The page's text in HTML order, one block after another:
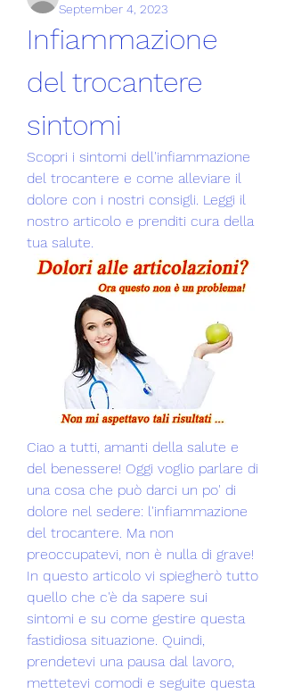
September 4, 2023
Infiammazione
del trocantere
sintomi
Scopri i sintomi dell'infiammazione
del trocantere e come alleviare il
dolore con i nostri consigli. Leggi il
nostro articolo e prenditi cura della
tua salute.
Ciao a tutti, amanti della salute e
del benessere! Oggi voglio parlare di
una cosa che può darci un po' di
dolore nel sedere: l'infiammazione
del trocantere. Ma non
preoccupatevi, non è nulla di grave!
In questo articolo vi spiegherò tutto
quello che c'è da sapere sui
sintomi e su come gestire questa
fastidiosa situazione. Quindi,
prendetevi una pausa dal lavoro,
mettetevi comodi e seguite questa